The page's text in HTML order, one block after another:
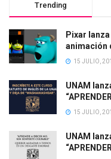
Trending
Pixar
animación
15 JULIO,
UNAM
15 JULIO,
UNAM